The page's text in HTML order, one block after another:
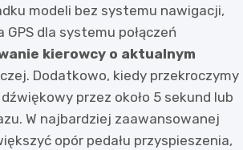
modeli bez systemu nawigacji,
dla systemu połączeń
kierowcy o aktualnym
Dodatkowo, kiedy przekroczymy
przez około 5 sekund lub
W najbardziej zaawansowanej
opór pedału przyspieszenia,